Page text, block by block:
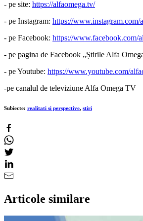
- pe site: https://alfaomega.tv/
- pe Instagram: https://www.instagram.com/
- pe Facebook: https://www.facebook.com/
- pe pagina de Facebook „Știrile Alfa
- pe Youtube: https://www.youtube.com/
-pe canalul de televiziune Alfa Omega TV
Subiecte: realitati si perspective, stiri
Articole similare